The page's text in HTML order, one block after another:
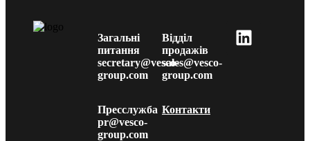
Загальні
питання
secretary@vesco-
group.com
Пресслужба
pr@vesco-
group.com
Відділ
продажів
sales@vesco-
group.com
Контакти